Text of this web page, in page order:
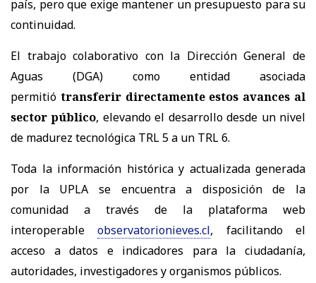
país, pero que exige mantener un presupuesto para su
continuidad.
El trabajo colaborativo con la Dirección General de
Aguas (DGA) como entidad asociada
permitió transferir directamente estos avances al
sector público, elevando el desarrollo desde un nivel
de madurez tecnológica TRL 5 a un TRL 6.
Toda la información histórica y actualizada generada
por la UPLA se encuentra a disposición de la
comunidad a través de la plataforma web
interoperable
observatorionieves.cl, facilitando el
acceso a datos e indicadores para la ciudadanía,
autoridades, investigadores y organismos públicos.